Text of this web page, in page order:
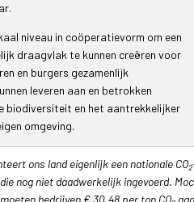
niveau in coöperatievorm om een
draagvlak te kunnen creëren voor
en burgers gezamenlijk
leveren aan en betrokken
biodiversiteit en het aantrekkelijker
omgeving.
ons land eigenlijk een nationale CO2
nog niet daadwerkelijk ingevoerd.